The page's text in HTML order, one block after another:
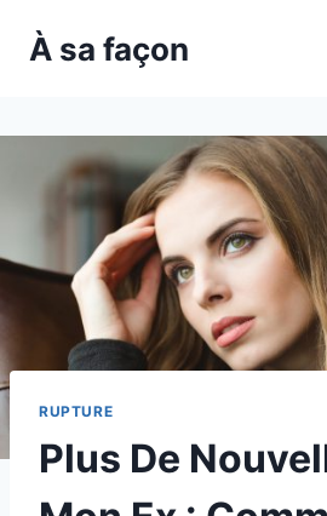
À sa façon
RUPTURE
Plus De